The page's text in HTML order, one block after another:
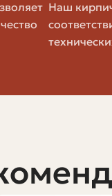
с уже
если
упаковками,
момент.
Наш